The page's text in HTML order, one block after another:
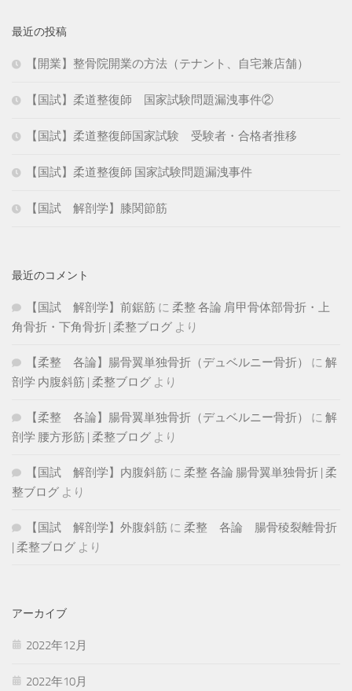
最近の投稿
【開業】整骨院開業の方法（テナント、自宅兼店舗）
【国試】柔道整復師 国家試験問題漏洩事件②
【国試】柔道整復師国家試験 受験者・合格者推移
【国試】柔道整復師 国家試験問題漏洩事件
【国試 解剖学】膝関節筋
最近のコメント
【国試 解剖学】前鋸筋 に 柔整 各論 肩甲骨体部骨折・上
角骨折・下角骨折 | 柔整ブログ より
【柔整 各論】腸骨翼単独骨折（デュベルニー骨折） に 解
剖学 内腹斜筋 | 柔整ブログ より
【柔整 各論】腸骨翼単独骨折（デュベルニー骨折） に 解
剖学 腰方形筋 | 柔整ブログ より
【国試 解剖学】内腹斜筋 に 柔整 各論 腸骨翼単独骨折 | 柔
整ブログ より
【国試 解剖学】外腹斜筋 に 柔整 各論 腸骨稜裂離骨折
| 柔整ブログ より
アーカイブ
2022年12月
2022年10月